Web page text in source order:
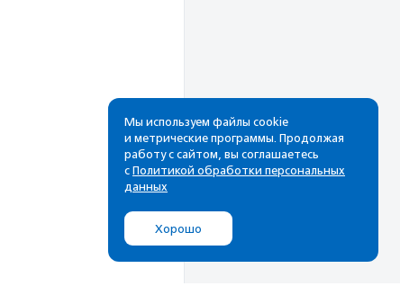
Рассылка
Cамые свежие новости,
почтовом ящике
Мы используем файлы cookie
и метрические программы. Продолжая
работу с сайтом, вы соглашаетесь
с Политикой обработки персональных
данных
Хорошо